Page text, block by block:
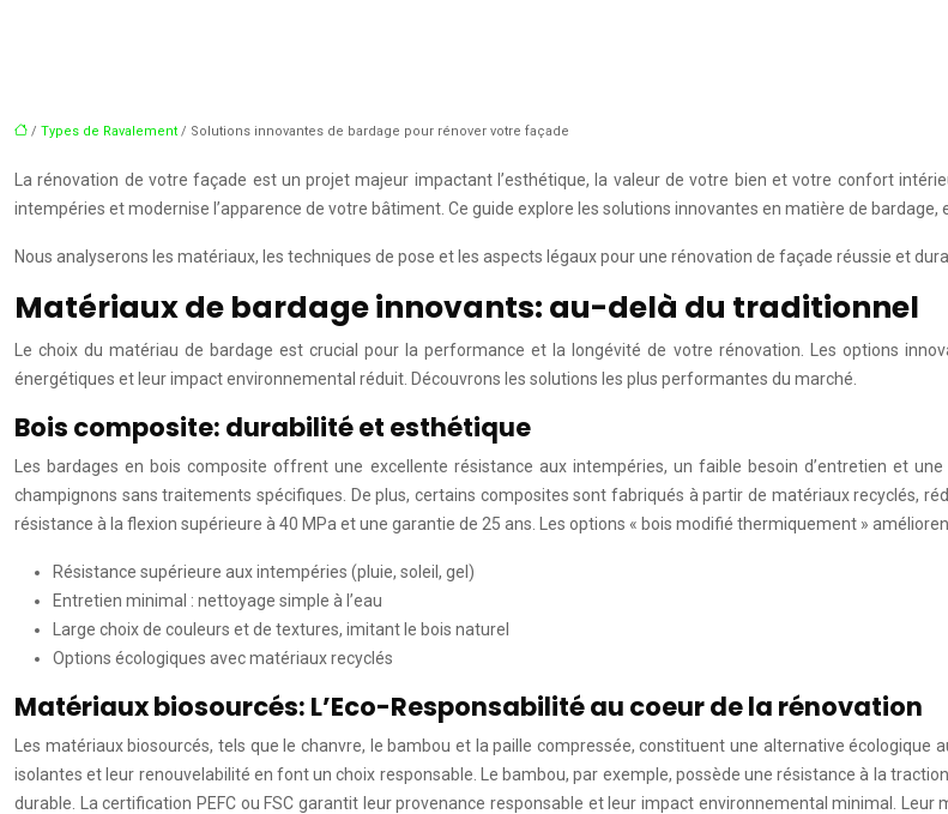
/ Types de Ravalement / Solutions innovantes de bardage pour rénover votre façade
La rénovation de votre façade est un projet majeur impactant l’esthétique, la valeur de votre bien et votre confort
intempéries et modernise l’apparence de votre bâtiment. Ce guide explore les solutions innovantes en matière de
Nous analyserons les matériaux, les techniques de pose et les aspects légaux pour une rénovation de façade réussie et
Matériaux de bardage innovants: au-delà du traditionnel
Le choix du matériau de bardage est crucial pour la performance et la longévité de votre rénovation. Les options
énergétiques et leur impact environnemental réduit. Découvrons les solutions les plus performantes du marché.
Bois composite: durabilité et esthétique
Les bardages en bois composite offrent une excellente résistance aux intempéries, un faible besoin d’entretien et
champignons sans traitements spécifiques. De plus, certains composites sont fabriqués à partir de matériaux recyclés,
résistance à la flexion supérieure à 40 MPa et une garantie de 25 ans. Les options « bois modifié thermiquement »
Résistance supérieure aux intempéries (pluie, soleil, gel)
Entretien minimal : nettoyage simple à l’eau
Large choix de couleurs et de textures, imitant le bois naturel
Options écologiques avec matériaux recyclés
Matériaux biosourcés: L’Eco-Responsabilité au coeur de la rénovation
Les matériaux biosourcés, tels que le chanvre, le bambou et la paille compressée, constituent une alternative
isolantes et leur renouvelabilité en font un choix responsable. Le bambou, par exemple, possède une résistance à la
durable. La certification PEFC ou FSC garantit leur provenance responsable et leur impact environnemental minimal.